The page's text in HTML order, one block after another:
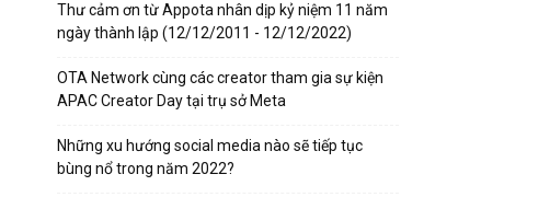
Thư cảm ơn từ Appota nhân dịp kỷ niệm 11 năm
ngày thành lập (12/12/2011 - 12/12/2022)
OTA Network cùng các creator tham gia sự kiện
APAC Creator Day tại trụ sở Meta
Những xu hướng social media nào sẽ tiếp tục
bùng nổ trong năm 2022?